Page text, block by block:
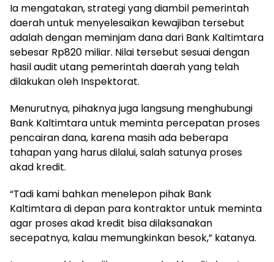
Ia mengatakan, strategi yang diambil pemerintah
daerah untuk menyelesaikan kewajiban tersebut
adalah dengan meminjam dana dari Bank Kaltimtara
sebesar Rp820 miliar. Nilai tersebut sesuai dengan
hasil audit utang pemerintah daerah yang telah
dilakukan oleh Inspektorat.
Menurutnya, pihaknya juga langsung menghubungi
Bank Kaltimtara untuk meminta percepatan proses
pencairan dana, karena masih ada beberapa
tahapan yang harus dilalui, salah satunya proses
akad kredit.
“Tadi kami bahkan menelepon pihak Bank
Kaltimtara di depan para kontraktor untuk meminta
agar proses akad kredit bisa dilaksanakan
secepatnya, kalau memungkinkan besok,” katanya.